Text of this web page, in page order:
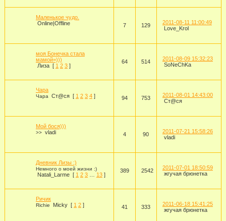
Маленькое чудо.
Online|Offline
7 129
2011-08-11 11:00:49
Love_Krol
моя Бонечка стала
мамой=)))
Лиза [ 1 2 3 ]
64 514
2011-08-09 15:32:23
SoNeChKa
Чара
Чара Ст@ся [ 1 2 3 4 ] 94 753
2011-08-01 14:43:00
Ст@ся
Мой бося)))
>> vladi 4 90
2011-07-21 15:58:26
vladi
Дневник Лизы :)
Немного о моей жизни :)
Natali_Larme [ 1 2 3 13 ]
389 2542
2011-07-01 18:50:59
жгучая брюнетка
Ричик
Richie Micky [ 1 2 ] 41 333
2011-06-18 15:41:25
жгучая брюнетка